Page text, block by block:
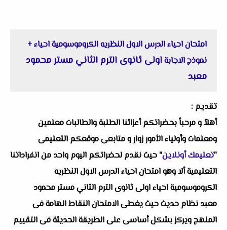
امتحان احياء الدرس الاول النظريه الكروموسومية احياء+
نموذج الاجابةاولى ثانوى الترم الثاني مستر محمود
معبد
تقديم :
أهلاُ و مرحباً بحضراتكم أعزائنا الطلبة والطالبات معلمين
ومعلمات وأولياء الأمور زوار و متابعى موقعكم التعليمى
"تعليمك أونلاين" حيث نقدم لحضراتكم اليوم واحد من انفراداتنا
التعليمية ألا وهوامتحان احياء الدرس الاول النظريه
الكروموسومية احياء اولى ثانوى الترم الثاني مستر محمود
معبد نظام حديث حيث يغطى الامتحان النقاط الهامة فى
المنهج ويركز بشكل أساسى على الطريقة الحديثة فى التقييم